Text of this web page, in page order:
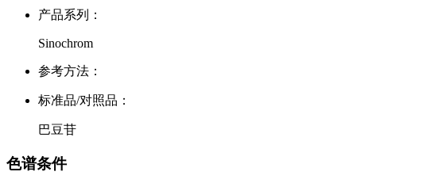
产品系列：
Sinochrom
参考方法：
标准品/对照品：
巴豆苷
色谱条件